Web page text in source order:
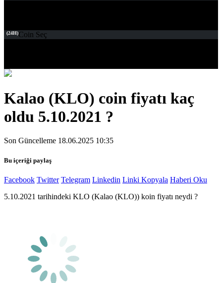
(24H)Coin Seç
Kalao (KLO) coin fiyatı kaç
oldu 5.10.2021 ?
Son Güncelleme 18.06.2025 10:35
Bu içeriği paylaş
Facebook Twitter Telegram Linkedin Linki Kopyala Haberi Oku
5.10.2021 tarihindeki KLO (Kalao (KLO)) koin fiyatı neydi ?